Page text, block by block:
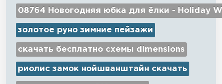
08764 Новогодняя юбка для ёлки - Holiday
золотое руно зимние пейзажи
скачать бесплатно схемы dimensions
риолис замок нойшванштайн скачать